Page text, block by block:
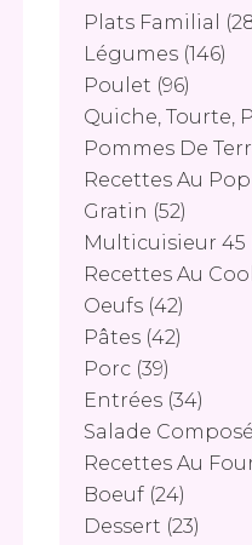
Plats Familial
Légumes (146)
Poulet (96)
Quiche, Tourte,
Pommes De
Recettes Au Pop
Gratin (52)
Multicuisieur 45
Recettes Au
Oeufs (42)
Pâtes (42)
Porc (39)
Entrées (34)
Salade
Recettes Au
Boeuf (24)
Dessert (23)